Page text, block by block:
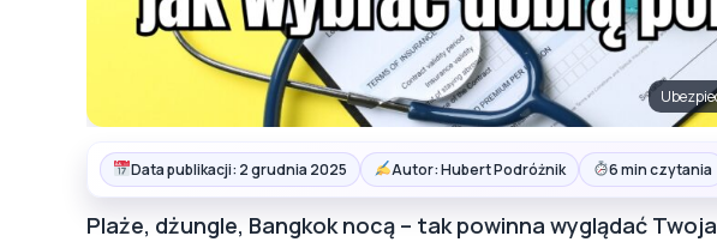
Data publikacji: 2 grudnia 2025 Autor: Hubert Podróżnik 6 min czytania
Plaże, dżungle, Bangkok nocą – tak powinna wyglądać